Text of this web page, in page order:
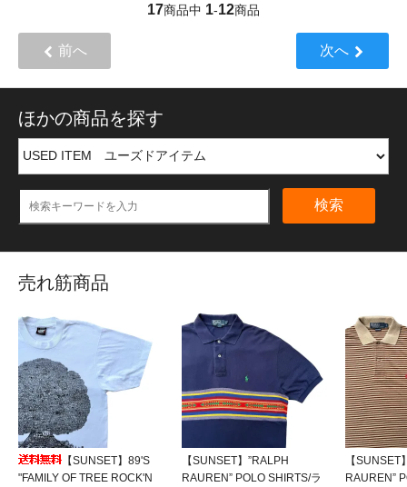
17商品中 1-12商品
前へ 次へ
ほかの商品を探す
検索
売れ筋商品
【SUNSET】89'S
"FAMILY OF TREE ROCK'N
【SUNSET】”RALPH
RAUREN” POLO SHIRTS/ラ
【SUNSET
RAUREN”